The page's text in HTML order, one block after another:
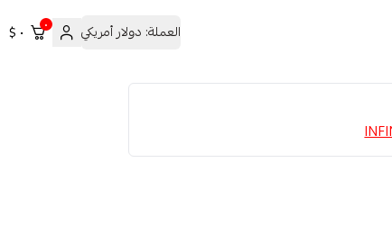
العملة: دولار أمريكي ٠ ٠ $